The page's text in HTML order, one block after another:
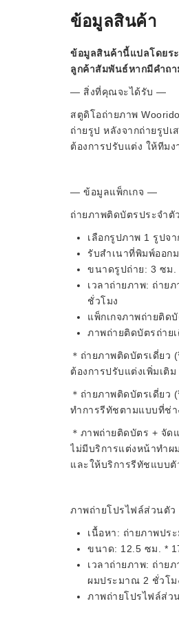
ข้อมูลสินค้า
ข้อมูลสินค้านี้แปลโดยร
ลูกค้าสัมพันธ์หากมีคำถา
— สิ่งที่คุณจะได้รับ —
สตูดิโอถ่ายภาพ
ถ่ายรูป หลังจากถ่ายรูป
ต้องการปรับแต่ง ให้ทีม
— ข้อมูลแพ็กเกจ —
ถ่ายภาพติดบัตรประจำตั
เลือกรูปภาพ 1 รูปจ
รับสำเนาที่พิมพ์ออก
ขนาดรูปถ่าย: 3 ซม.
เวลาถ่ายภาพ: ถ่าย
ชั่วโมง
แพ็กเกจภาพถ่ายติด
ภาพถ่ายติดบัตรถ่าย
＊ถ่ายภาพติดบัตรเดี่ย
ต้องการปรับแต่งเพิ่มเติ
＊ถ่ายภาพติดบัตรเดี่ยว
ทำการรีทัชตามแบบที่ช่า
＊ภาพถ่ายติดบัตร + จั
ไม่มีบริการแต่งหน้าทำผ
และให้บริการรีทัชแบบตั
ภาพถ่ายโปรไฟล์ส่วนตัว
เนื้อหา: ถ่ายภาพปร
ขนาด: 12.5 ซม. *
เวลาถ่ายภาพ: ถ่าย
ผมประมาณ 2 ชั่วโม
ภาพถ่ายโปรไฟล์ส่ว